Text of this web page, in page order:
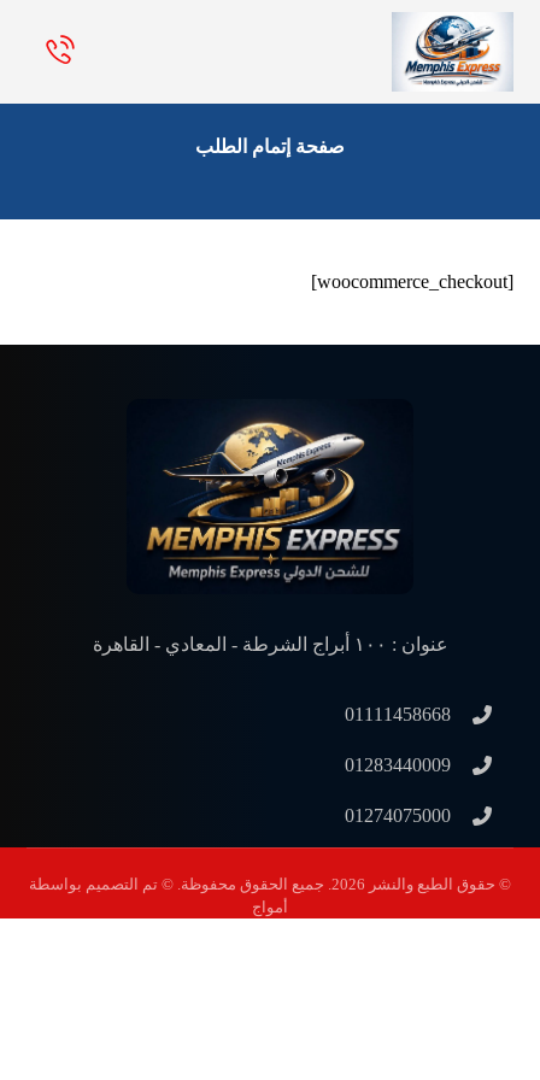
صفحة إتمام الطلب
[woocommerce_checkout]
عنوان : ١٠٠ أبراج الشرطة - المعادي - القاهرة
01111458668
01283440009
01274075000
©️ حقوق الطبع والنشر 2026. جميع الحقوق محفوظة. ©️ تم التصميم بواسطة
أمواج